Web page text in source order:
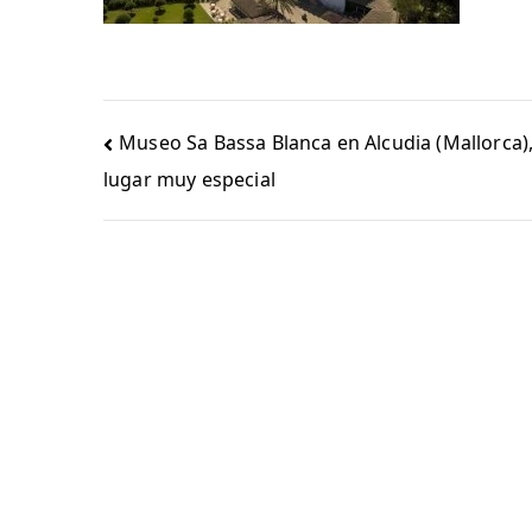
Navegación
de
entradas
Museo Sa Bassa Blanca en Alcudia
lugar muy especial